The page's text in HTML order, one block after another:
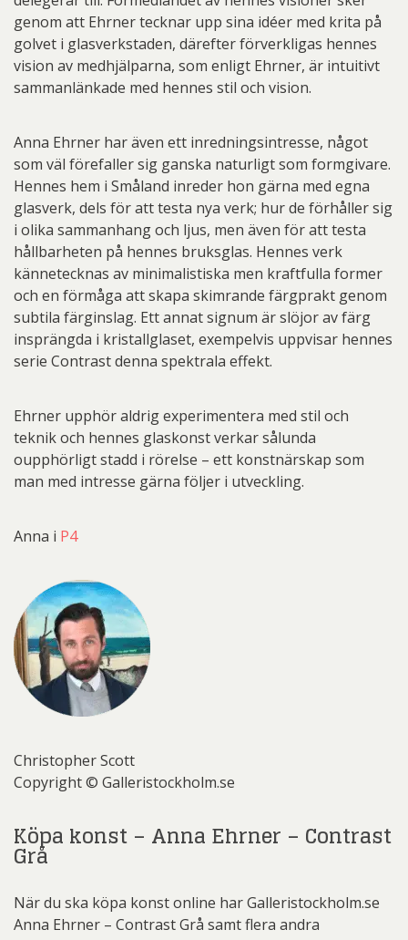
genom att Ehrner tecknar upp sina idéer med krita på
golvet i glasverkstaden, därefter förverkligas hennes
vision av medhjälparna, som enligt Ehrner, är intuitivt
sammanlänkade med hennes stil och vision.
Anna Ehrner har även ett inredningsintresse, något
som väl förefaller sig ganska naturligt som formgivare.
Hennes hem i Småland inreder hon gärna med egna
glasverk, dels för att testa nya verk; hur de förhåller sig
i olika sammanhang och ljus, men även för att testa
hållbarheten på hennes bruksglas. Hennes verk
kännetecknas av minimalistiska men kraftfulla former
och en förmåga att skapa skimrande färgprakt genom
subtila färginslag. Ett annat signum är slöjor av färg
insprängda i kristallglaset, exempelvis uppvisar hennes
serie Contrast denna spektrala effekt.
Ehrner upphör aldrig experimentera med stil och
teknik och hennes glaskonst verkar sålunda
oupphörligt stadd i rörelse – ett konstnärskap som
man med intresse gärna följer i utveckling.
Anna i P4
Christopher Scott
Copyright © Galleristockholm.se
Köpa konst – Anna Ehrner – Contrast
Grå
När du ska köpa konst online har Galleristockholm.se
Anna Ehrner – Contrast Grå samt flera andra